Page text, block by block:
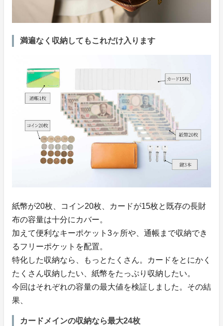
満遍なく収納してもこれだけ入ります
紙幣が20枚、コイン20枚、カードが15枚と既存の長財
布の容量は十分にカバー。
加えて便利なキーポケット3ヶ所や、通帳まで収納でき
るフリーポケットを配置。
特化した収納なら、もっとたくさん。カードをとにかく
たくさん収納したい、紙幣をたっぷり収納したい。
今回はそれぞれの容量の最大値を検証しました。その結
果、
カードメインの収納なら最大24枚